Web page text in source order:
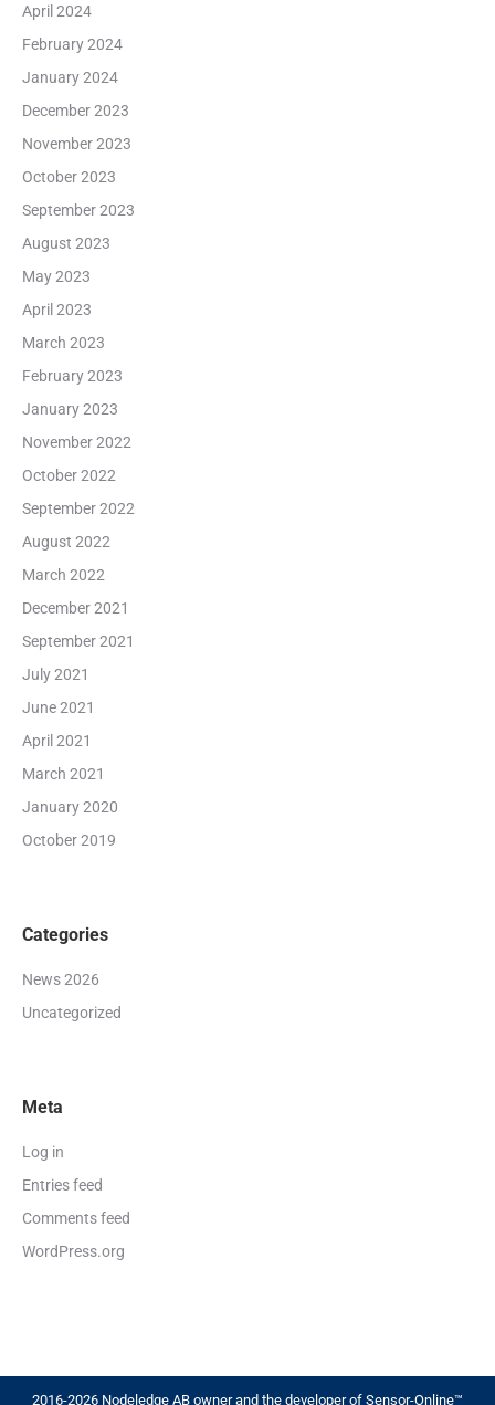
April 2024
February 2024
January 2024
December 2023
November 2023
October 2023
September 2023
August 2023
May 2023
April 2023
March 2023
February 2023
January 2023
November 2022
October 2022
September 2022
August 2022
March 2022
December 2021
September 2021
July 2021
June 2021
April 2021
March 2021
January 2020
October 2019
Categories
News 2026
Uncategorized
Meta
Log in
Entries feed
Comments feed
WordPress.org
2016-2026 Nodeledge AB owner and the developer of Sensor-Online™